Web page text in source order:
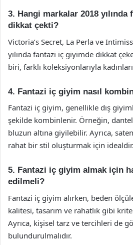
3. Hangi markalar 2018
dikkat çekti?
Victoria’s Secret, La Perla ve
yılında fantazi iç giyimde dikkat
biri, farklı koleksiyonlarıyla
4. Fantazi iç giyim nasıl
Fantazi iç giyim, genellikle dış
şekilde kombinlenir. Örneğin,
bluzun altına giyilebilir. Ayrıca,
rahat bir stil oluşturmak için idealdir.
5. Fantazi iç giyim almak için
edilmeli?
Fantazi iç giyim alırken, beden
kalitesi, tasarım ve rahatlık gibi
Ayrıca, kişisel tarz ve tercihleri de
bulundurulmalıdır.